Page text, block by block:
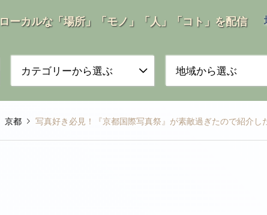
ローカルな「場所」「モノ」「人」「コト」を配信
カテゴリーから選ぶ 地域から選ぶ
京都 写真好き必見！『京都国際写真祭』が素敵過ぎたので紹介し